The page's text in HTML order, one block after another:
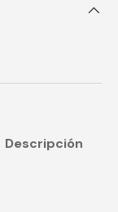
Descripción